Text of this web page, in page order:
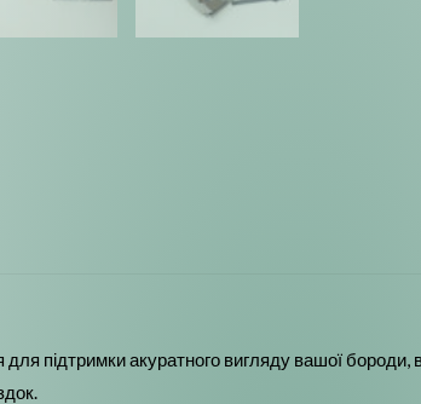
підтримки акуратного вигляду вашої бороди,